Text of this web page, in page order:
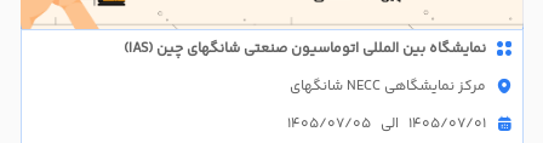
نمایشگاه بین المللی اتوماسیون صنعتی شانگهای چین (IAS)
مرکز نمایشگاهی NECC شانگهای
1405/07/01 الی 1405/07/05